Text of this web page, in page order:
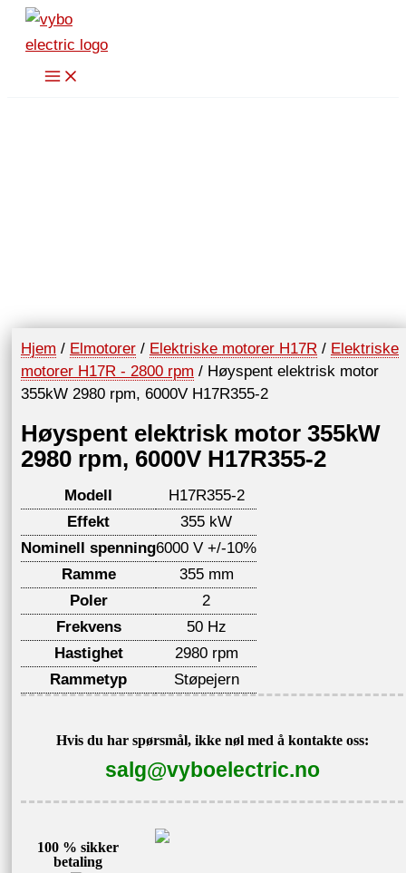
Hopp
rett
Hjem / Elmotorer / Elektriske motorer H17R / Elektriske
motorer H17R - 2800 rpm / Høyspent elektrisk motor
355kW 2980 rpm, 6000V H17R355-2
Høyspent elektrisk motor 355kW
2980 rpm, 6000V H17R355-2
Modell
H17R355-2
Effekt
355 kW
Nominell spenning6000 V +/-10%
Ramme
355 mm
Poler
2
Frekvens
50 Hz
Hastighet
2980 rpm
Rammetyp
Støpejern
Hvis du har spørsmål, ikke nøl med å kontakte oss:
salg@vyboelectric.no
100 % sikker
betaling